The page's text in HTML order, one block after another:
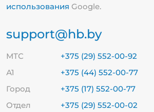
использования Google.
support@hb.by
МТС
+375 (29) 552-00-92
А1
+375 (44) 552-00-77
Город
+375 (17) 552-00-77
Отдел
+375 (29) 552-00-02